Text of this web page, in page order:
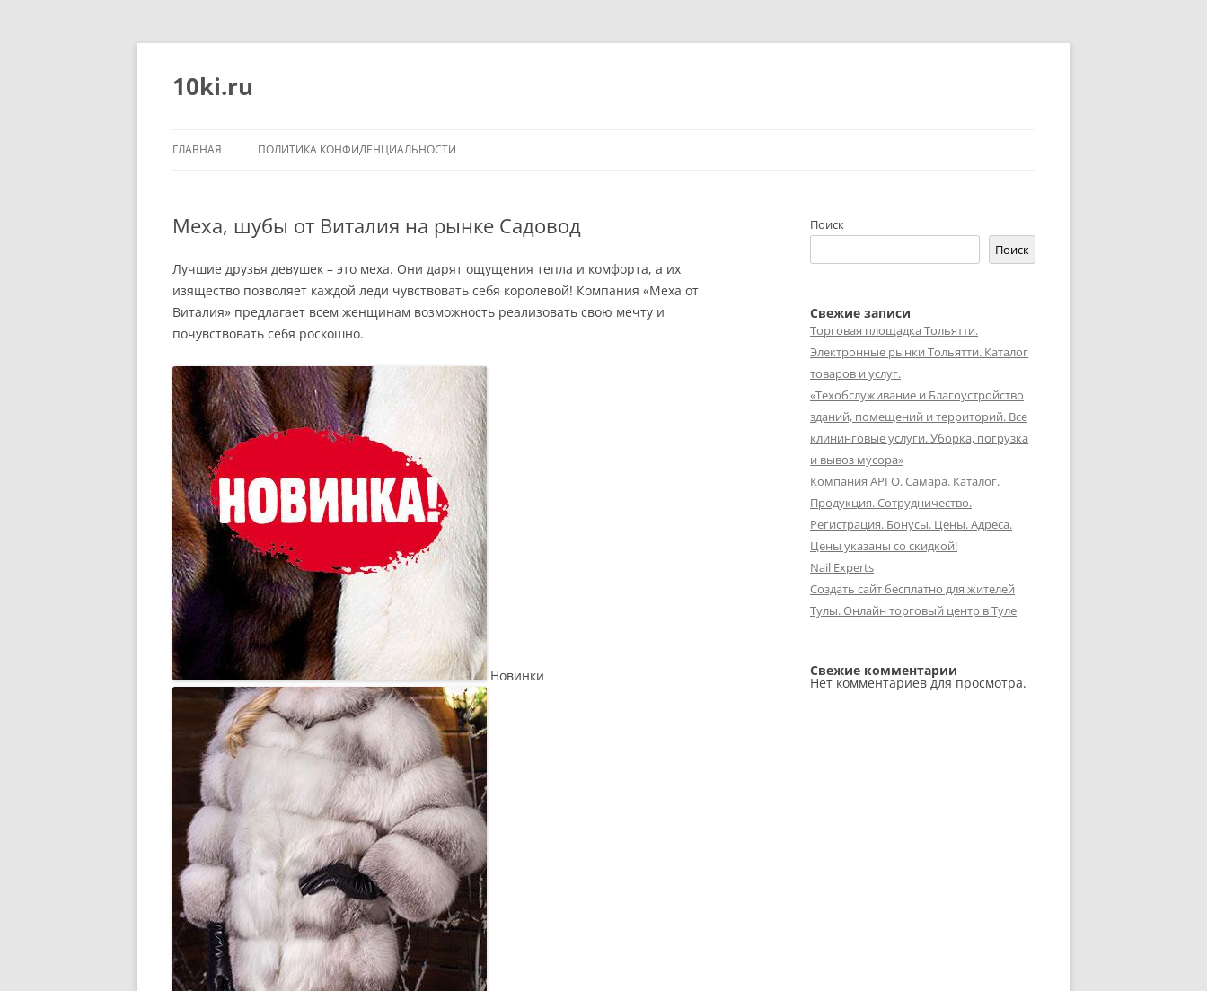
Перейти
содержимому
10ki.ru
ГЛАВНАЯ ПОЛИТИКА КОНФИДЕНЦИАЛЬНОСТИ
Меха, шубы от Виталия на рынке Садовод
Лучшие друзья девушек – это меха. Они дарят ощущения тепла и комфорта, а их
изящество позволяет каждой леди чувствовать себя королевой! Компания «Меха от
Виталия» предлагает всем женщинам возможность реализовать свою мечту и
почувствовать себя роскошно.
Новинки
Поиск
Поиск
Свежие записи
Торговая площадка Тольятти.
Электронные рынки Тольятти. Каталог
товаров и услуг.
«Техобслуживание и Благоустройство
зданий, помещений и территорий. Все
клининговые услуги. Уборка, погрузка
и вывоз мусора»
Компания АРГО. Самара. Каталог.
Продукция. Сотрудничество.
Регистрация. Бонусы. Цены. Адреса.
Цены указаны со скидкой!
Nail Experts
Создать сайт бесплатно для жителей
Тулы. Онлайн торговый центр в Туле
Свежие комментарии
Нет комментариев для просмотра.